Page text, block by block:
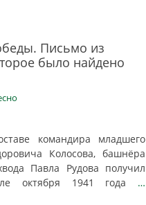
Письмо из
было найдено
командира младшего
Колосова, башнёра
Павла Рудова получил
октября 1941 года …